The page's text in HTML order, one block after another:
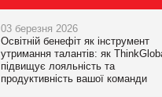
03 березня 2026
Освітній бенефіт як інструмент
утримання талантів: як
підвищує лояльність та
продуктивність вашої команди